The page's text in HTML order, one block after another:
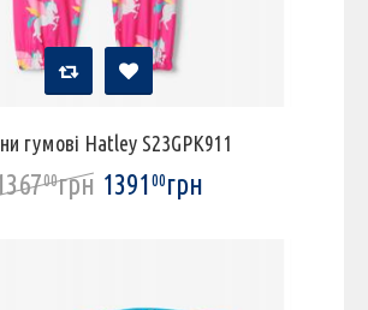
гумові Hatley S23GPK911
00грн 139100грн